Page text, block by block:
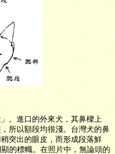
。進口的外來犬，其鼻樑上
所以額段均很淺。台灣犬的鼻
突出的眼皮，而形成段落鮮
的標幟。在照片中，無論頭的